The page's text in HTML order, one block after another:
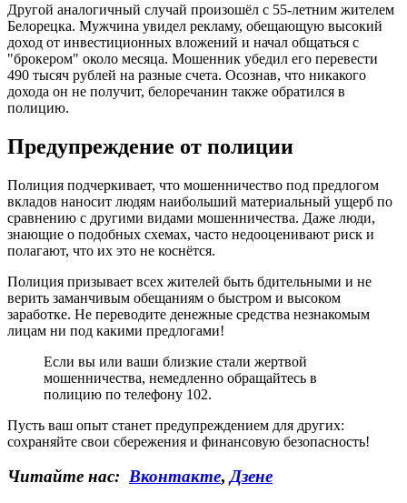
Другой аналогичный случай произошёл с 55-летним жителем
Белорецка. Мужчина увидел рекламу, обещающую высокий
доход от инвестиционных вложений и начал общаться с
"брокером" около месяца. Мошенник убедил его перевести
490 тысяч рублей на разные счета. Осознав, что никакого
дохода он не получит, белоречанин также обратился в
полицию.
Предупреждение от полиции
Полиция подчеркивает, что мошенничество под предлогом
вкладов наносит людям наибольший материальный ущерб по
сравнению с другими видами мошенничества. Даже люди,
знающие о подобных схемах, часто недооценивают риск и
полагают, что их это не коснётся.
Полиция призывает всех жителей быть бдительными и не
верить заманчивым обещаниям о быстром и высоком
заработке. Не переводите денежные средства незнакомым
лицам ни под какими предлогами!
Если вы или ваши близкие стали жертвой
мошенничества, немедленно обращайтесь в
полицию по телефону 102.
Пусть ваш опыт станет предупреждением для других:
сохраняйте свои сбережения и финансовую безопасность!
Читайте нас: Вконтакте,Дзене